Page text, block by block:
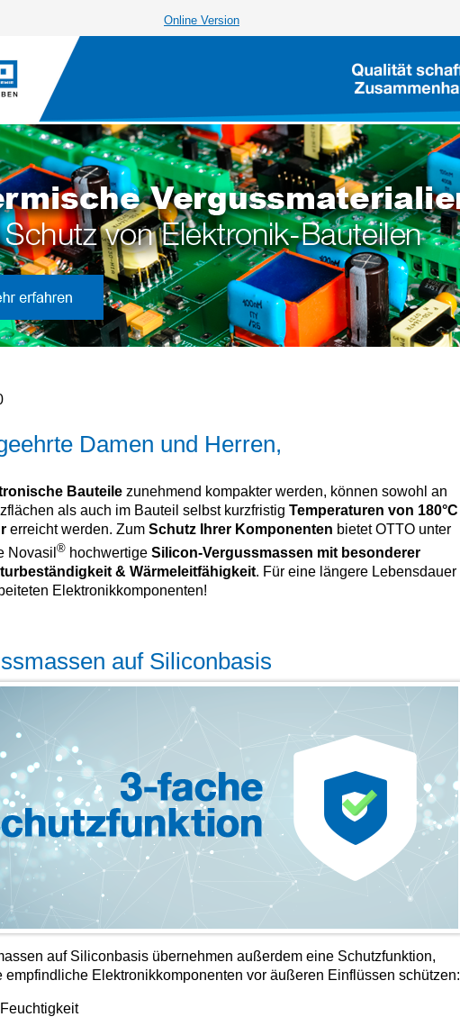
Online Version
Damen und Herren,
Bauteile zunehmend kompakter werden, können sowohl an
als auch im Bauteil selbst kurzfristig Temperaturen von 180°C
erreicht werden. Zum Schutz Ihrer Komponenten bietet OTTO unter
Novasil ® hochwertige Silicon-Vergussmassen mit besonderer
& Wärmeleitfähigkeit. Für eine längere Lebensdauer
Elektronikkomponenten!
auf Siliconbasis
auf Siliconbasis übernehmen außerdem eine Schutzfunktion,
empfindliche Elektronikkomponenten vor äußeren Einflüssen schützen: